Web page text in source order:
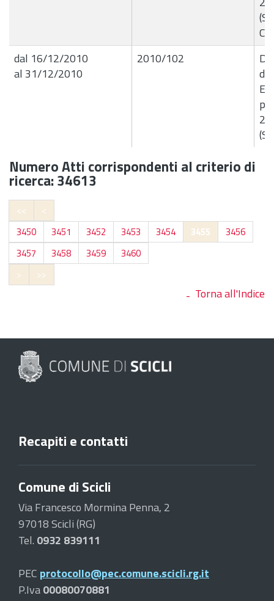
dal 16/12/2010
al 31/12/2010
2010/102
Numero Atti corrispondenti al criterio di
ricerca: 34613
<<
<
3450
3451 3452 3453 3454 3455
3456
3457
3458 3459
3460
>
>>
Torna all'Indice
Recapiti e contatti
Comune di Scicli
Via Francesco Mormina Penna, 2
97018 Scicli (RG)
Tel. 0932 839111
PEC protocollo@pec.comune.scicli.rg.it
P.Iva00080070881